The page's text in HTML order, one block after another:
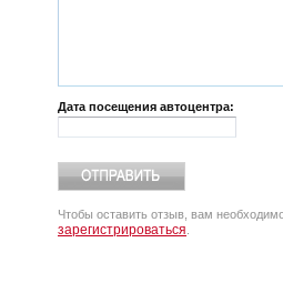
Дата посещения автоцентра:
Чтобы оставить отзыв, вам
зарегистрироваться